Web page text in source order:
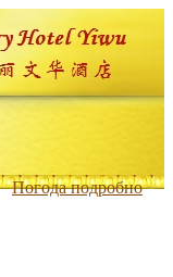
Погода подробно